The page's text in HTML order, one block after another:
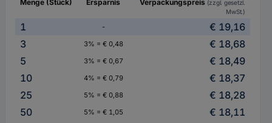
Menge (Stück)
Ersparnis Verpackungspreis (zzgl. gesetzl.
MwSt.)
1 -
€ 19,16
3
3% = € 0,48
€ 18,68
5
3% = € 0,67
€ 18,49
10
4% = € 0,79
€ 18,37
25
5% = € 0,88
€ 18,28
50
5% = € 1,05 € 18,11